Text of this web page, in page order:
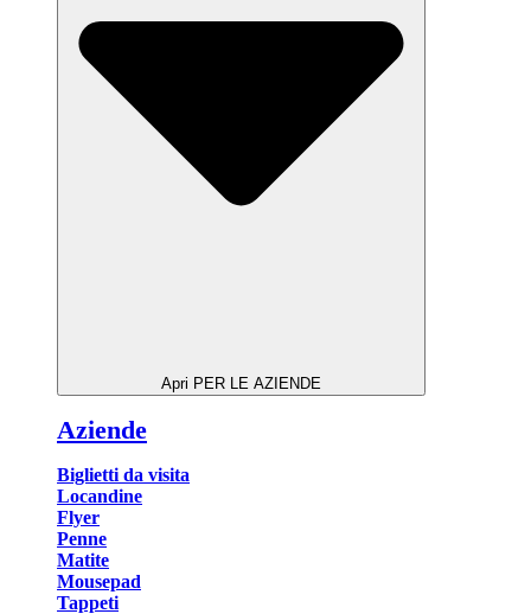
Apri PER LE AZIENDE
Aziende
Biglietti da visita
Locandine
Flyer
Penne
Matite
Mousepad
Tappeti